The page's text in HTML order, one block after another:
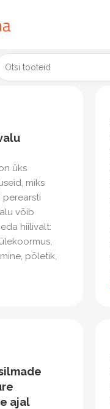
üks
miks
perearsti
võib
hiilivalt:
põletik,
ajal